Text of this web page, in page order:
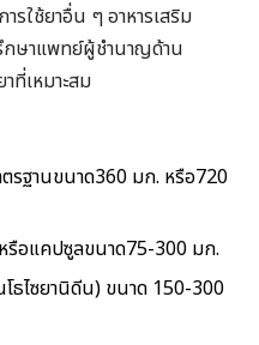
รใช้ยาอื่น ๆ อาหารเสริม
กษาแพทย์ผู้ชำนาญด้าน
ที่เหมาะสม
รฐานขนาด360 มก. หรือ720
รือแคปซูลขนาด75-300 มก.
ธไซยานิดีน) ขนาด 150-300